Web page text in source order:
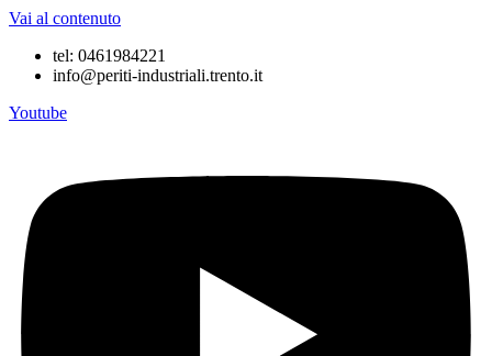
Vai al contenuto
tel: 0461984221
info@periti-industriali.trento.it
Youtube